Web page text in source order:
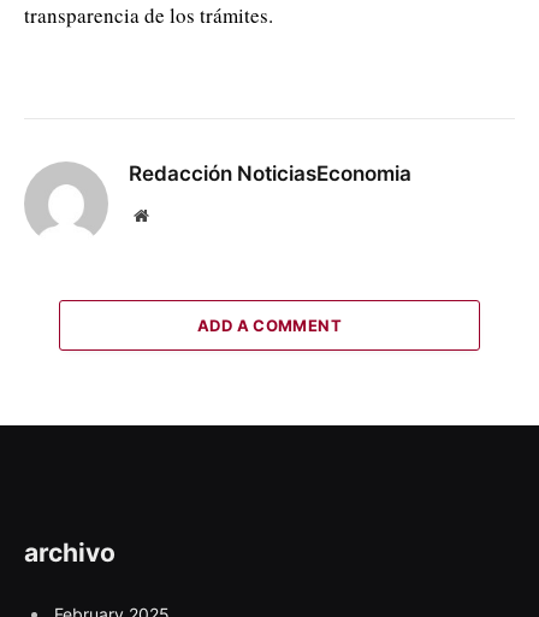
transparencia de los trámites.
Redacción NoticiasEconomia
Website
ADD A COMMENT
archivo